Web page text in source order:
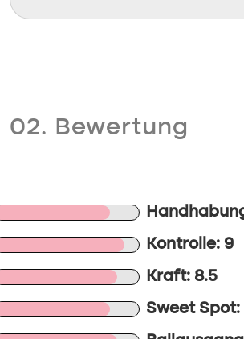
02. Bewertung
Kontrolle: 9
Kraft: 8.5
Sweet Spot: